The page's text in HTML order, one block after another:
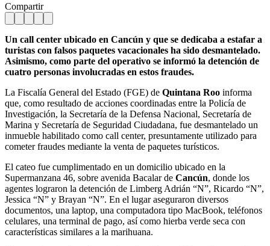
Compartir
Un call center ubicado en Cancún y que se dedicaba a estafar a
turistas con falsos paquetes vacacionales ha sido desmantelado.
Asimismo, como parte del operativo se informó la detención de
cuatro personas involucradas en estos fraudes.
La Fiscalía General del Estado (FGE) de Quintana Roo informa
que, como resultado de acciones coordinadas entre la Policía de
Investigación, la Secretaría de la Defensa Nacional, Secretaría de
Marina y Secretaría de Seguridad Ciudadana, fue desmantelado un
inmueble habilitado como call center, presuntamente utilizado para
cometer fraudes mediante la venta de paquetes turísticos.
El cateo fue cumplimentado en un domicilio ubicado en la
Supermanzana 46, sobre avenida Bacalar de Cancún, donde los
agentes lograron la detención de Limberg Adrián “N”, Ricardo “N”,
Jessica “N” y Brayan “N”. En el lugar aseguraron diversos
documentos, una laptop, una computadora tipo MacBook, teléfonos
celulares, una terminal de pago, así como hierba verde seca con
características similares a la marihuana.